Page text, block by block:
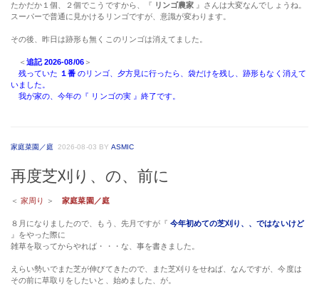
たかだか１個、２個でこうですから、『 リンゴ農家 』さんは大変なんでしょうね。
スーパーで普通に見かけるリンゴですが、意識が変わります。
その後、昨日は跡形も無くこのリンゴは消えてました。
＜追記 2026-08/06＞
残っていた １番 のリンゴ、夕方見に行ったら、袋だけを残し、跡形もなく消えて
いました。
我が家の、今年の『 リンゴの実 』終了です。
家庭菜園／庭 2026-08-03 BY ASMIC
再度芝刈り、の、前に
＜家周り ＞家庭菜園／庭
８月になりましたので、もう、先月ですが『 今年初めての芝刈り、、ではないけど
』をやった際に
雑草を取ってからやれば・・・な、事を書きました。
えらい勢いでまた芝が伸びてきたので、また芝刈りをせねば、なんですが、今度は
その前に草取りをしたいと、始めました、が。